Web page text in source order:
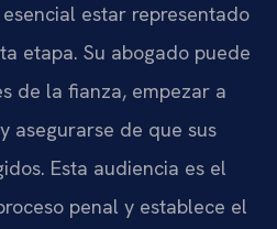
estar representado
etapa. Su abogado puede
de la fianza, empezar a
asegurarse de que sus
Esta audiencia es el
penal y establece el